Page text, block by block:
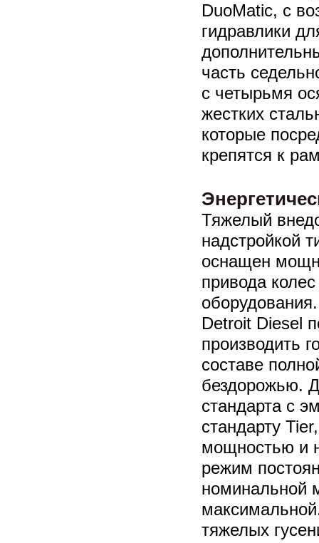
DuoMatic, с
гидравлики
часть
с четырьмя
жестких
которые
крепятся к
Тяжелый
надстройкой
оснащен
привода
Detroit Diesel
производить
составе
бездорожью.
стандарта с
стандарту
мощностью и
режим
номинальной
тяжелых